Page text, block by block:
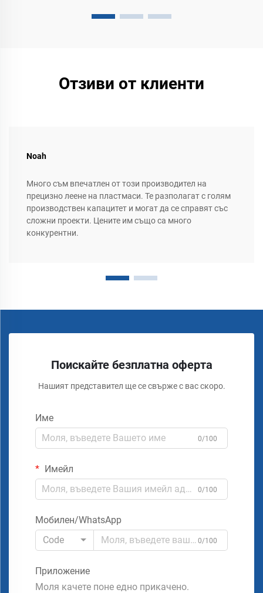
Отзиви от клиенти
Noah
Много съм впечатлен от този производител на
прецизно леене на пластмаси. Те разполагат с голям
производствен капацитет и могат да се справят със
сложни проекти. Цените им също са много
конкурентни.
Поискайте безплатна оферта
Нашият представител ще се свърже с вас скоро.
Име
0/100
Имейл
0/100
Мобилен/WhatsApp
Code
0/100
Приложение
Моля качете поне едно прикачено.